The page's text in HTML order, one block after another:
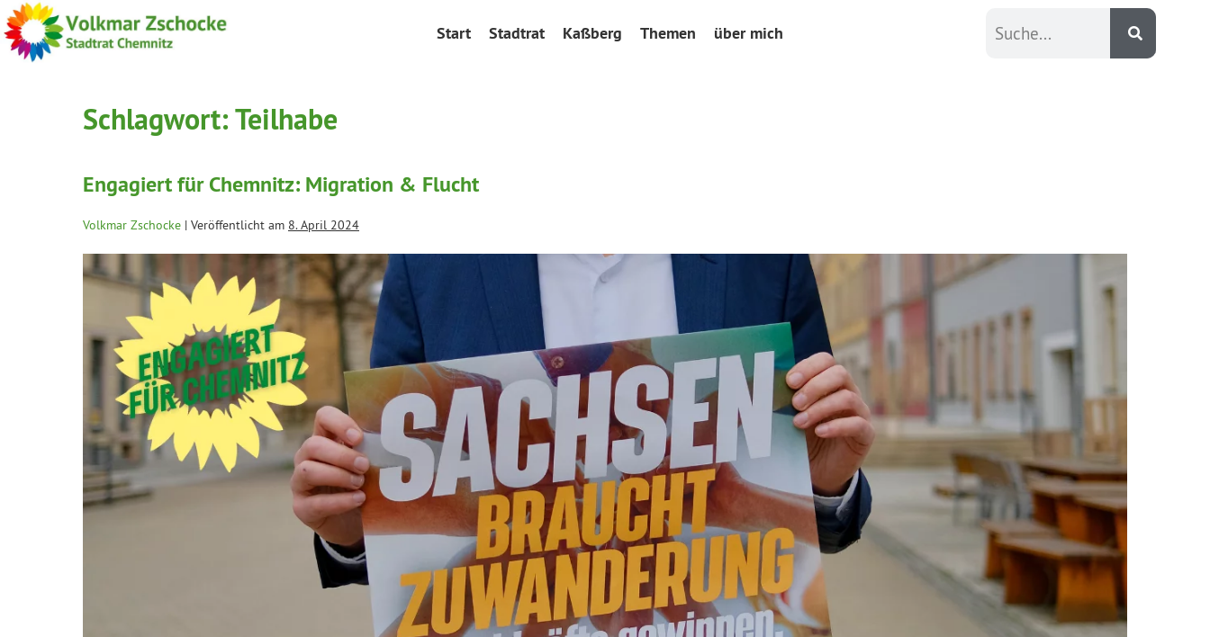
Start Stadtrat Kaßberg Themen über mich
Schlagwort:Teilhabe
Engagiert für Chemnitz: Migration & Flucht
Volkmar Zschocke | Veröffentlicht am 8. April 2024